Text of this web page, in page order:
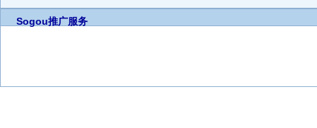
Sogou推广服务